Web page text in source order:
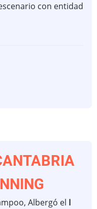
con entidad
Albergó el I